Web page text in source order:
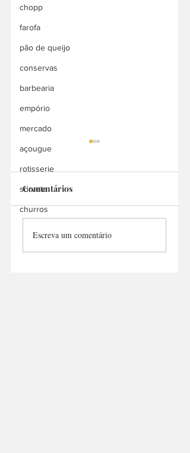
chopp
farofa
pão de queijo
conservas
barbearia
empório
mercado
açougue
rotisserie
sorvete
churrosCozinha da Terra
Comentários
Escreva um comentário